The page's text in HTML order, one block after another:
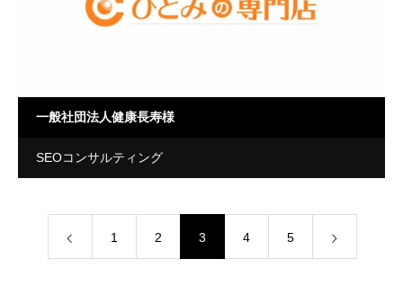
一般社団法人健康長寿様
SEOコンサルティング
1 2 3 4 5